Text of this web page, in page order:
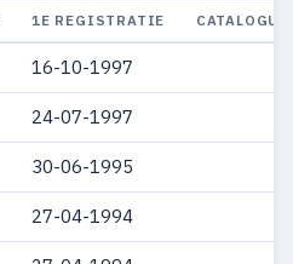
1E REGISTRATIE
16-10-1997
24-07-1997
30-06-1995
27-04-1994